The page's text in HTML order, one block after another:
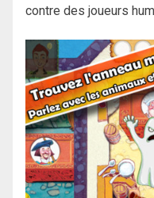
contre des joueurs